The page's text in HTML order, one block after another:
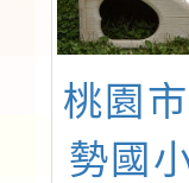
桃園
勢國